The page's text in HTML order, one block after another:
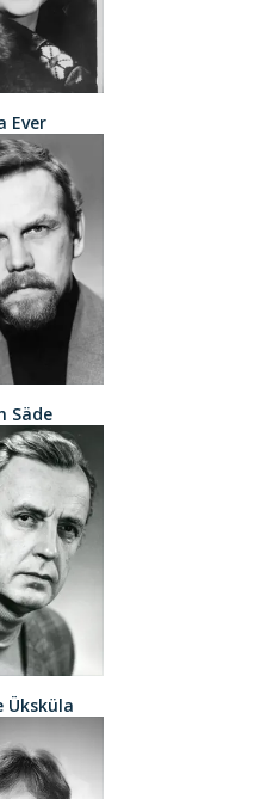
Ever
Säde
Üksküla